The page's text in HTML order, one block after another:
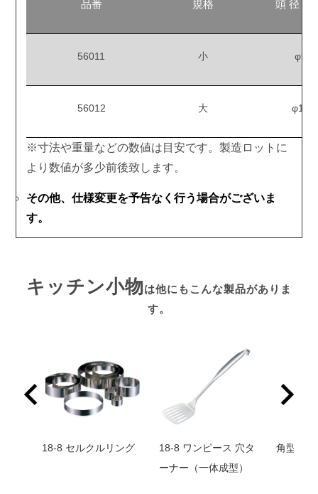
品番 規格 頭 径（
56011 小 φ90
56012 大 φ102
※寸法や重量などの数値は目安です。製造ロットに
より数値が多少前後致します。
その他、仕様変更を予告なく行う場合がございま
す。
キッチン小物は他にもこんな製品がありま
す。
18-8 セルクルリング
18-8 ワンピース 穴タ
ーナー（一体成型）
角型ス